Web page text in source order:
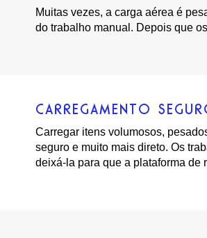
Muitas vezes, a carga aérea é
do trabalho manual. Depois que
CARREGAMENTO
Carregar itens volumosos,
seguro e muito mais direto. Os
deixá-la para que a plataforma de